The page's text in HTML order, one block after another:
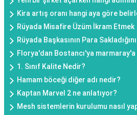
Kira artış oranı hangi aya göre
Rüyada Misafire Üzüm İkram Etmek
Rüyada Başkasının Para
Florya'dan Bostancı'ya marmaray'a
1. Sınıf Kalite Nedir?
Hamam böceği diğer adı nedir?
Kaptan Marvel 2 ne anlatıyor?
Mesh sistemlerin kurulumu nasıl